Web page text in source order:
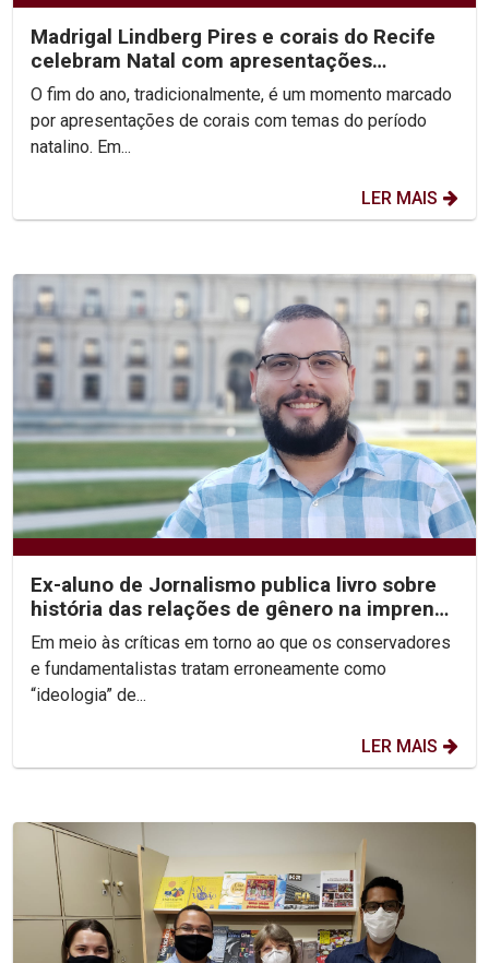
Madrigal Lindberg Pires e corais do Recife
celebram Natal com apresentações
especiais; confira os...
O fim do ano, tradicionalmente, é um momento marcado
por apresentações de corais com temas do período
natalino. Em...
LER MAIS
Ex-aluno de Jornalismo publica livro sobre
história das relações de gênero na imprensa
recifense
Em meio às críticas em torno ao que os conservadores
e fundamentalistas tratam erroneamente como
“ideologia” de...
LER MAIS